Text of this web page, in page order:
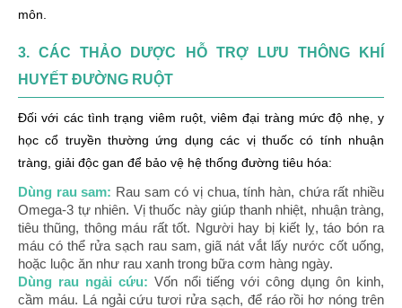
môn.
3. CÁC THẢO DƯỢC HỖ TRỢ LƯU THÔNG KHÍ
HUYẾT ĐƯỜNG RUỘT
Đối với các tình trạng viêm ruột, viêm đại tràng mức độ nhẹ, y
học cổ truyền thường ứng dụng các vị thuốc có tính nhuận
tràng, giải độc gan để bảo vệ hệ thống đường tiêu hóa:
Dùng rau sam: Rau sam có vị chua, tính hàn, chứa rất nhiều
Omega-3 tự nhiên. Vị thuốc này giúp thanh nhiệt, nhuận tràng,
tiêu thũng, thông máu rất tốt. Người hay bị kiết lỵ, táo bón ra
máu có thể rửa sạch rau sam, giã nát vắt lấy nước cốt uống,
hoặc luộc ăn như rau xanh trong bữa cơm hàng ngày.
Dùng rau ngải cứu: Vốn nổi tiếng với công dụng ôn kinh,
cầm máu. Lá ngải cứu tươi rửa sạch, để ráo rồi hơ nóng trên